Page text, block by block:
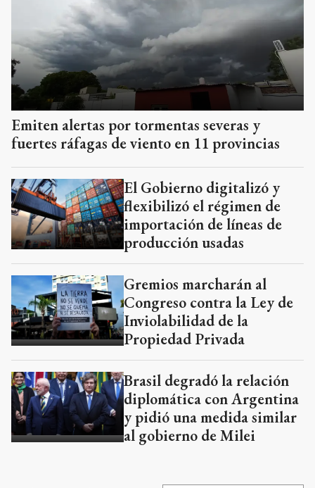
Emiten alertas por tormentas severas y
fuertes ráfagas de viento en 11 provincias
El Gobierno digitalizó y
flexibilizó el régimen de
importación de líneas de
producción usadas
Gremios marcharán al
Congreso contra la Ley de
Inviolabilidad de la
Propiedad Privada
Brasil degradó la relación
diplomática con Argentina
y pidió una medida similar
al gobierno de Milei